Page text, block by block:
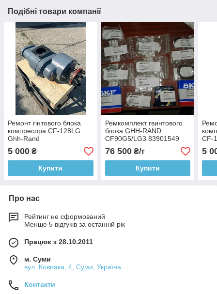
Подібні товари компанії
Ремонт гінтового блока
компресора CF-128LG
Ghh-Rand
5 000 ₴
Купити
Ремкомплект гвинтового
блока GHH-RAND
CF90G5/LG3 83901549
76 500₴/т
Купити
CF-
5
Про нас
Рейтинг не сформований
Менше 5 відгуків за останній рік
Працює з 28.10.2011
м. Суми
вул. Ковпака, 4, Суми, Україна
Контакти